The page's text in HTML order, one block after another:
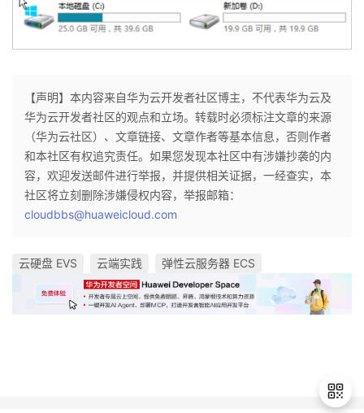
【声明】本内容来自华为云开发者社区博主，不代表华为云及
华为云开发者社区的观点和立场。转载时必须标注文章的来源
（华为云社区）、文章链接、文章作者等基本信息，否则作者
和本社区有权追究责任。如果您发现本社区中有涉嫌抄袭的内
容，欢迎发送邮件进行举报，并提供相关证据，一经查实，本
社区将立刻删除涉嫌侵权内容，举报邮箱：
cloudbbs@huaweicloud.com
云硬盘 EVS 云端实践 弹性云服务器 ECS